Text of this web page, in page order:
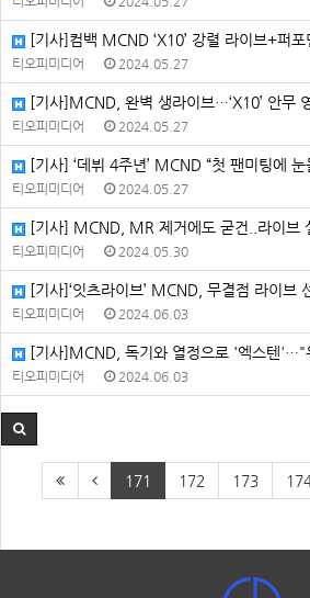
[기사]컴백 MCND ‘X10’ 강렬 라이브+퍼
티오피미디어 2024.05.27
[기사]MCND, 완벽 생라이브…‘X10’ 안무
티오피미디어 2024.05.27
[기사] ‘데뷔 4주년’ MCND “첫 팬미팅에
티오피미디어 2024.05.27
[기사] MCND, MR 제거에도 굳건..라이브
티오피미디어 2024.05.30
[기사]‘잇츠라이브’ MCND, 무결점 라이브
티오피미디어 2024.06.03
[기사]MCND, 독기와 열정으로 '엑스텐
티오피미디어 2024.06.03
171 172 173